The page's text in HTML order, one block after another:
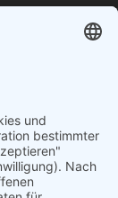
04
mehr